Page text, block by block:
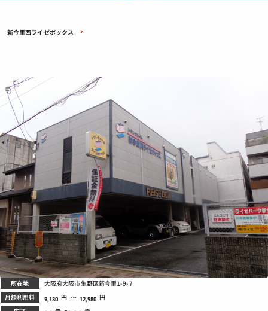
新今里西ライゼボックス
所在地 大阪府大阪市生野区新今里1-9-7
月額利用料 9,130 円 ～ 12,980 円